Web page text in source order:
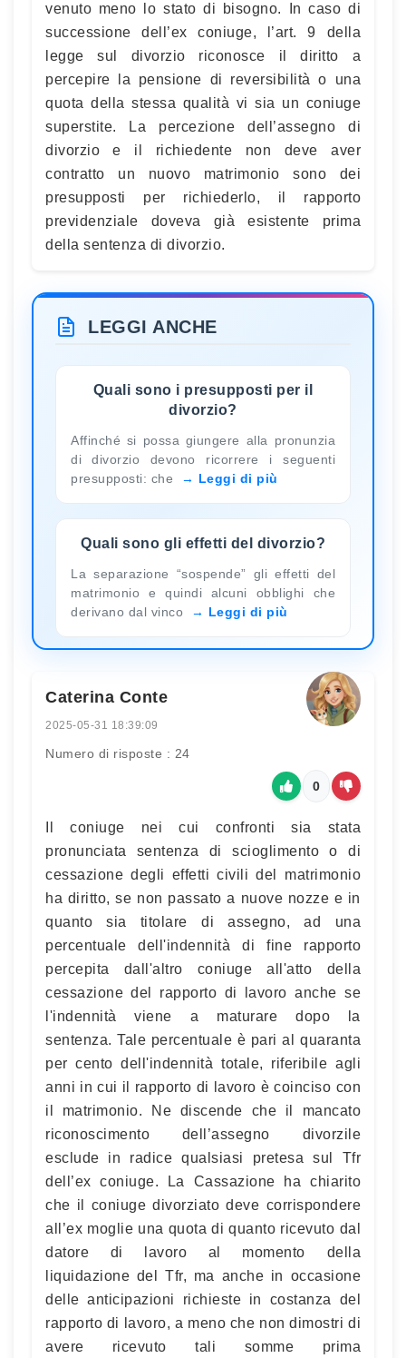
venuto meno lo stato di bisogno. In caso di
successione dell’ex coniuge, l’art. 9 della
legge sul divorzio riconosce il diritto a
percepire la pensione di reversibilità o una
quota della stessa qualità vi sia un coniuge
superstite. La percezione dell’assegno di
divorzio e il richiedente non deve aver
contratto un nuovo matrimonio sono dei
presupposti per richiederlo, il rapporto
previdenziale doveva già esistente prima
della sentenza di divorzio.
LEGGI ANCHE
Quali sono i presupposti per il
divorzio?
Affinché si possa giungere alla pronunzia
di divorzio devono ricorrere i seguenti
presupposti: che
Leggi di più
Quali sono gli effetti del divorzio?
La separazione “sospende” gli effetti del
matrimonio e quindi alcuni obblighi che
derivano dal vinco
Leggi di più
Caterina Conte
2025-05-31 18:39:09
Numero di risposte : 24
0
Il coniuge nei cui confronti sia stata
pronunciata sentenza di scioglimento o di
cessazione degli effetti civili del matrimonio
ha diritto, se non passato a nuove nozze e in
quanto sia titolare di assegno, ad una
percentuale dell'indennità di fine rapporto
percepita dall'altro coniuge all'atto della
cessazione del rapporto di lavoro anche se
l'indennità viene a maturare dopo la
sentenza. Tale percentuale è pari al quaranta
per cento dell'indennità totale, riferibile agli
anni in cui il rapporto di lavoro è coinciso con
il matrimonio. Ne discende che il mancato
riconoscimento dell’assegno divorzile
esclude in radice qualsiasi pretesa sul Tfr
dell’ex coniuge. La Cassazione ha chiarito
che il coniuge divorziato deve corrispondere
all’ex moglie una quota di quanto ricevuto dal
datore di lavoro al momento della
liquidazione del Tfr, ma anche in occasione
delle anticipazioni richieste in costanza del
rapporto di lavoro, a meno che non dimostri di
avere ricevuto tali somme prima